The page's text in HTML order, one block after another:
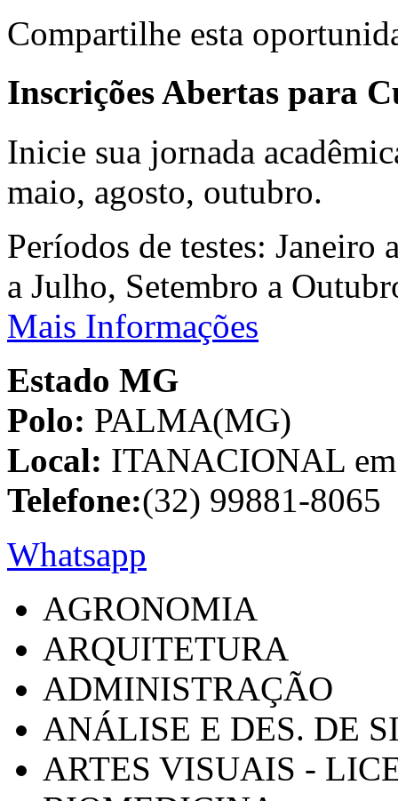
Compartilhe esta
Inscrições Abertas para
Inicie sua jornada
maio, agosto, outubro.
Períodos de testes:
a Julho, Setembro a
Mais Informações
Estado MG
Polo: PALMA(MG)
Local: ITANACIONAL
Telefone:(32) 99881-8065
Whatsapp
AGRONOMIA
ARQUITETURA
ADMINISTRAÇÃO
ANÁLISE E DES. DE
ARTES VISUAIS -